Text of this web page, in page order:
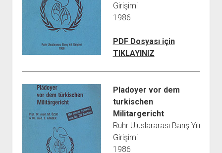
Girişimi
1986
PDF Dosyası için
TIKLAYINIZ
Pladoyer vor dem
turkischen
Militargericht
Ruhr Uluslararası Barış Yılı
Girişimi
1986